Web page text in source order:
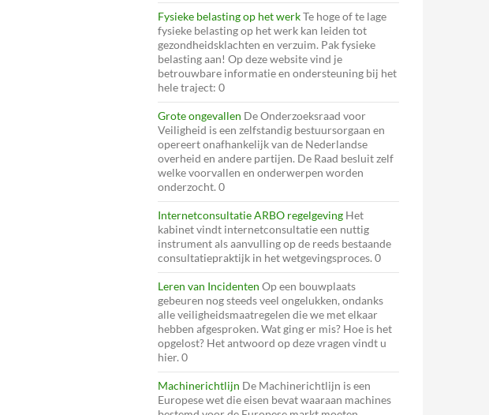
Fysieke belasting op het werkTe hoge of te lage
fysieke belasting op het werk kan leiden tot
gezondheidsklachten en verzuim. Pak fysieke
belasting aan! Op deze website vind je
betrouwbare informatie en ondersteuning bij het
hele traject: 0
Grote ongevallen De Onderzoeksraad voor
Veiligheid is een zelfstandig bestuursorgaan en
opereert onafhankelijk van de Nederlandse
overheid en andere partijen. De Raad besluit zelf
welke voorvallen en onderwerpen worden
onderzocht. 0
Internetconsultatie ARBO regelgeving Het
kabinet vindt internetconsultatie een nuttig
instrument als aanvulling op de reeds bestaande
consultatiepraktijk in het wetgevingsproces. 0
Leren van Incidenten Op een bouwplaats
gebeuren nog steeds veel ongelukken, ondanks
alle veiligheidsmaatregelen die we met elkaar
hebben afgesproken. Wat ging er mis? Hoe is het
opgelost? Het antwoord op deze vragen vindt u
hier. 0
Machinerichtlijn De Machinerichtlijn is een
Europese wet die eisen bevat waaraan machines